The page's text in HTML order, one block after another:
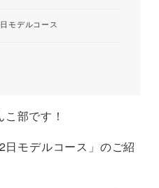
モデルコース
部です！
日モデルコース」のご紹